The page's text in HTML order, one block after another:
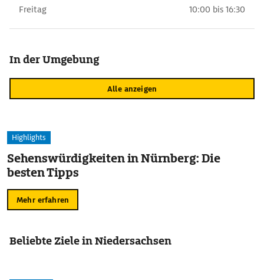
Freitag 10:00 bis 16:30
In der Umgebung
Alle anzeigen
Highlights
Sehenswürdigkeiten in Nürnberg: Die
besten Tipps
Mehr erfahren
Beliebte Ziele in Niedersachsen